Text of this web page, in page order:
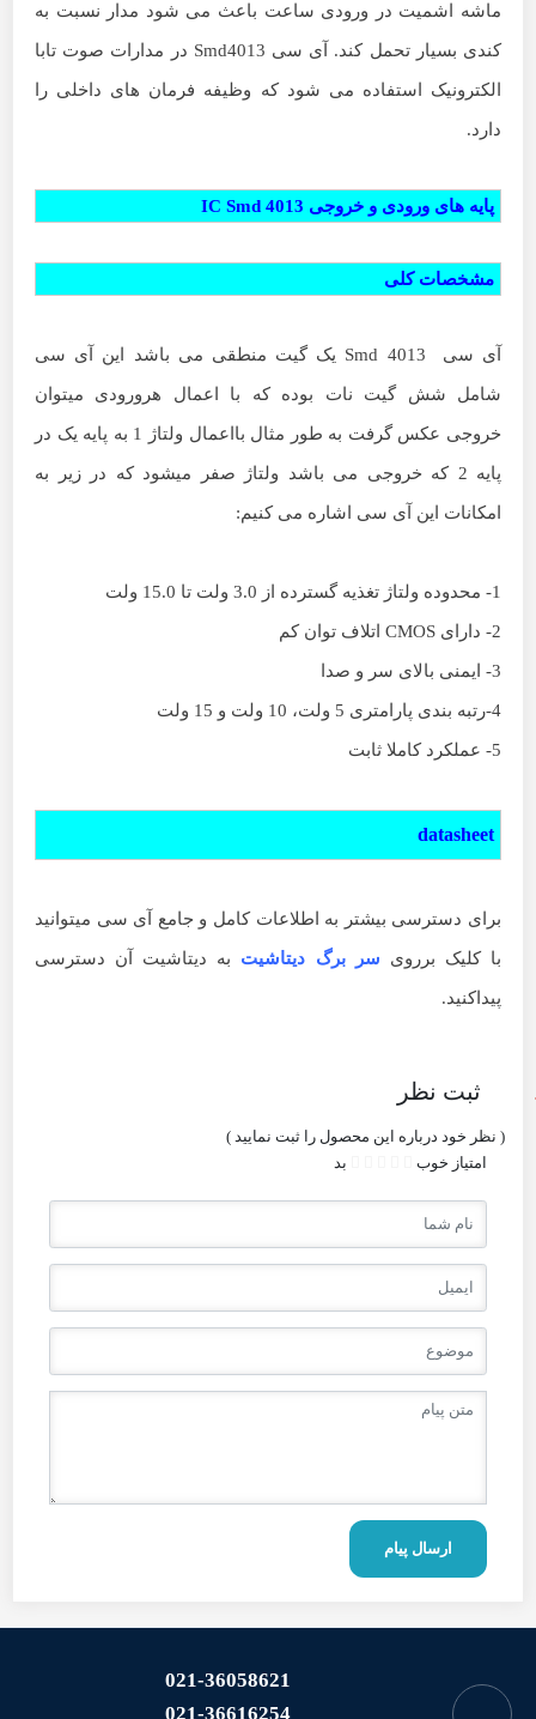
ماشه اشمیت در ورودی ساعت باعث می شود مدار نسبت به
کندی بسیار تحمل کند. آی سی Smd4013 در مدارات صوت تابا
الکترونیک استفاده می شود که وظیفه فرمان های داخلی را
دارد.
پایه های ورودی و خروجی IC Smd 4013
مشخصات کلی
آی سی Smd 4013 یک گیت منطقی می باشد این آی سی
شامل شش گیت نات بوده که با اعمال هرورودی میتوان
خروجی عکس گرفت به طور مثال بااعمال ولتاژ 1 به پایه یک در
پایه 2 که خروجی می باشد ولتاژ صفر میشود که در زیر به
امکانات این آی سی اشاره می کنیم:
1- محدوده ولتاژ تغذیه گسترده از 3.0 ولت تا 15.0 ولت
2- دارای CMOS اتلاف توان کم
3- ایمنی بالای سر و صدا
4-رتبه بندی پارامتری 5 ولت، 10 ولت و 15 ولت
5- عملکرد کاملا ثابت
datasheet
برای دسترسی بیشتر به اطلاعات کامل و جامع آی سی میتوانید
با کلیک برروی سر برگ دیتاشیت به دیتاشیت آن دسترسی
پیداکنید.
ثبت نظر
( نظر خود درباره این محصول را ثبت نمایید )
امتیاز خوب بد
ارسال پیام
021-36058621
021-36616254